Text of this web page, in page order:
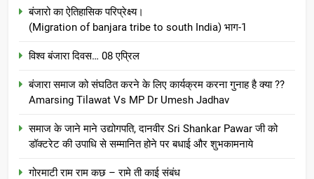
बंजारो का ऐतिहासिक परिप्रेक्ष्य।
(Migration of banjara tribe to south India) भाग-1
विश्व बंजारा दिवस… 08 एप्रिल
बंजारा समाज को संघठित करने के लिए कार्यक्रम करना गुनाह है क्या ??
Amarsing Tilawat Vs MP Dr Umesh Jadhav
समाज के जाने माने उद्योगपति, दानवीर Sri Shankar Pawar जी को
डॉक्टरेट की उपाधि से सम्मानित होने पर बधाई और शुभकामनाये
गोरमाटी राम राम कछ – रामे ती काई संबंध